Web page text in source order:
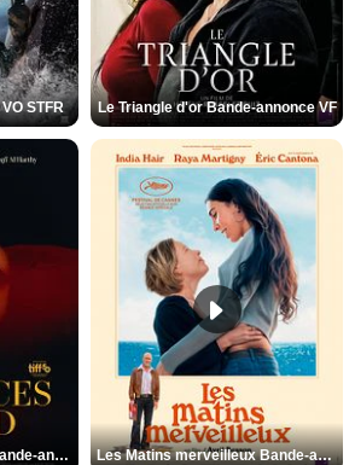
STFR Le Triangle d'or Bande-annonce VF
Les Silences de Riyad Bande-annonce VO STFR Les Matins merveilleux Bande-annonce VF